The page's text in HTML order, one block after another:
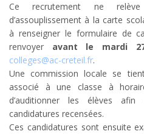
Ce recrutement ne
d’assouplissement à la carte
à renseigner le formulaire de
renvoyer avant le mardi
colleges@ac-creteil.fr.
Une commission locale se
associé à une classe à
d’auditionner les élèves
candidatures recensées.
Ces candidatures sont ensuite